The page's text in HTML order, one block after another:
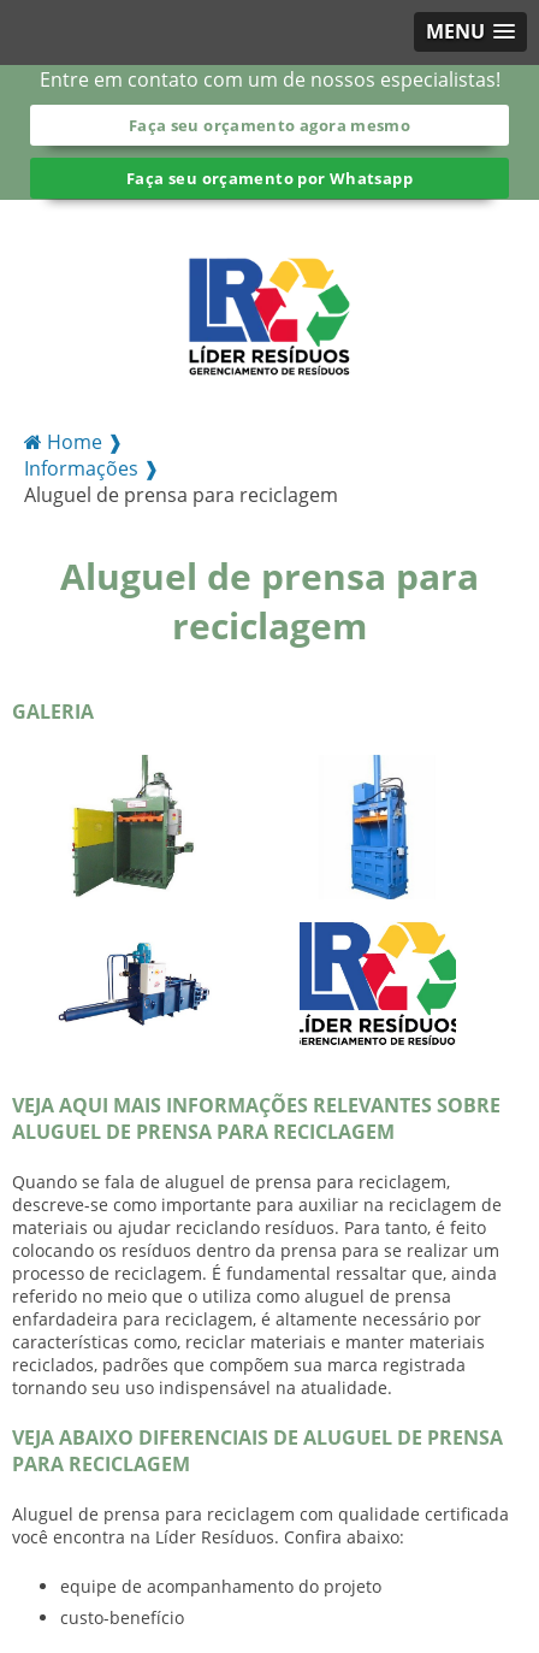
MENU
Entre em contato com um de nossos especialistas!
Faça seu orçamento agora mesmo
Faça seu orçamento por Whatsapp
Home ❱
Informações ❱
Aluguel de prensa para reciclagem
Aluguel de prensa para
reciclagem
GALERIA
VEJA AQUI MAIS INFORMAÇÕES RELEVANTES SOBRE
ALUGUEL DE PRENSA PARA RECICLAGEM
Quando se fala de aluguel de prensa para reciclagem,
descreve-se como importante para auxiliar na reciclagem de
materiais ou ajudar reciclando resíduos. Para tanto, é feito
colocando os resíduos dentro da prensa para se realizar um
processo de reciclagem. É fundamental ressaltar que, ainda
referido no meio que o utiliza como aluguel de prensa
enfardadeira para reciclagem, é altamente necessário por
características como, reciclar materiais e manter materiais
reciclados, padrões que compõem sua marca registrada
tornando seu uso indispensável na atualidade.
VEJA ABAIXO DIFERENCIAIS DE ALUGUEL DE PRENSA
PARA RECICLAGEM
Aluguel de prensa para reciclagem com qualidade certificada
você encontra na Líder Resíduos. Confira abaixo:
equipe de acompanhamento do projeto
custo-benefício